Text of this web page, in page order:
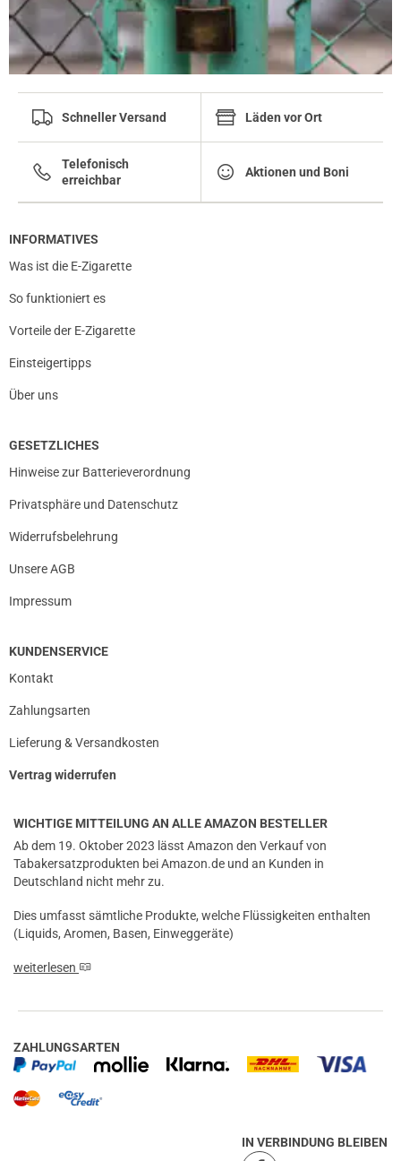
Schneller Versand Läden vor Ort
Telefonisch
erreichbar
Aktionen und Boni
INFORMATIVES
Was ist die E-Zigarette
So funktioniert es
Vorteile der E-Zigarette
Einsteigertipps
Über uns
GESETZLICHES
Hinweise zur Batterieverordnung
Privatsphäre und Datenschutz
Widerrufsbelehrung
Unsere AGB
Impressum
KUNDENSERVICE
Kontakt
Zahlungsarten
Lieferung & Versandkosten
Vertrag widerrufen
WICHTIGE MITTEILUNG AN ALLE AMAZON BESTELLER
Ab dem 19. Oktober 2023 lässt Amazon den Verkauf von
Tabakersatzprodukten bei Amazon.de und an Kunden in
Deutschland nicht mehr zu.
Dies umfasst sämtliche Produkte, welche Flüssigkeiten enthalten
(Liquids, Aromen, Basen, Einweggeräte)
weiterlesen
ZAHLUNGSARTEN
IN VERBINDUNG BLEIBEN